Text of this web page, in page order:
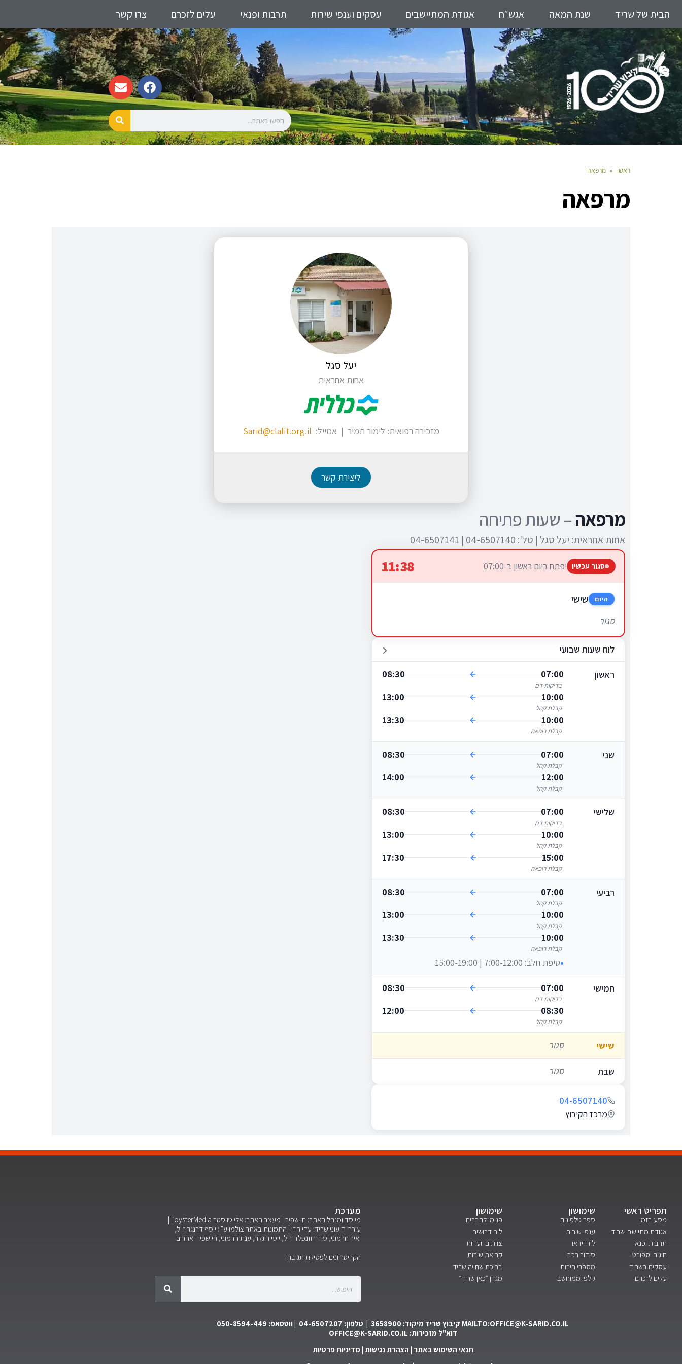
הבית של שריד שנת המאה אגש״ח אגודת המתיישבים עסקים וענפי שירות תרבות ופנאי עלים לזכרם צרו קשר
ראשי » מרפאה
מרפאה
יעל סגל
אחות אחראית
מזכירה רפואית: לימור תמיר | אמייל: Sarid@clalit.org.il
ליצירת קשר
מרפאה–שעות פתיחה
אחות אחראית: יעל סגל | טל': 04-6507140 | 04-6507141
סגור עכשיו יפתח ביום ראשון ב-07:00 11:38
היום שישי
סגור
לוח שעות שבועי
ראשון 07:00
08:30
בדיקות דם
10:00
13:00
קבלת קהל
10:00
13:30
קבלת רופאה
שני 07:00
08:30
קבלת קהל
12:00
14:00
קבלת קהל
שלישי 07:00
08:30
בדיקות דם
10:00
13:00
קבלת קהל
15:00
17:30
קבלת רופאה
רביעי 07:00
08:30
קבלת קהל
10:00
13:00
קבלת קהל
10:00
13:30
קבלת רופאה
טיפת חלב: 7:00-12:00 | 15:00-19:00
חמישי 07:00
08:30
בדיקות דם
08:30
12:00
קבלת קהל
שישי סגור
שבת סגור
04-6507140
מרכז הקיבוץ
תפריט ראשי
מסע בזמן
אגודת מתיישבי שריד
תרבות ופנאי
חוגים וספורט
עסקים בשריד
עלים לזכרם
שימושון
ספר טלפונים
ענפי שירות
לוח וידאו
סידור רכב
מספרי חירום
קלפי ממוחשב
שימושון
פנימי לחברים
לוח דרושים
צוותים וועדות
קריאת שירות
בריכת שחייה שריד
מגזין ״כאן שריד״
מערכת
מייסד ומנהל האתר: חי שפיר | מעצב האתר: אלי טויסטר ToysterMedia |
עורך ידיעוני שריד: עדי רוזן | התמונות באתר צולמו ע"י: יוסף דרנגר ז"ל,
יאיר חרמוני, סוזן רוזנפלד ז"ל, יוסי ריגלר, ענת חרמוני, חי שפיר ואחרים
הקריטריונים לפסילת תגובה
MAILTO:OFFICE@K-SARID.CO.IL קיבוץ שריד מיקוד: 3658900 | טלפון: 04-6507207 | ווטסאפ: 050-8594-449
דוא"ל מזכירות: OFFICE@K-SARID.CO.IL
תנאי השימוש באתר | הצהרת נגישות | מדיניות פרטיות